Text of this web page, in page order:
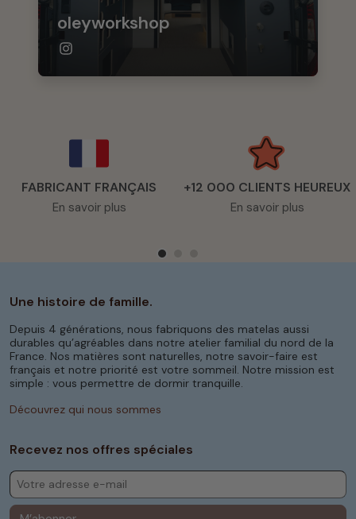
oleyworkshop
FABRICANT FRANÇAIS
En savoir plus
+12 000 CLIENTS HEUREUX
En savoir plus
Une histoire de famille.
Depuis 4 générations, nous fabriquons des matelas aussi
durables qu’agréables dans notre atelier familial du nord de la
France. Nos matières sont naturelles, notre savoir-faire est
français et notre priorité est votre sommeil. Notre mission est
simple : vous permettre de dormir tranquille.
Découvrez qui nous sommes
Recevez nos offres spéciales